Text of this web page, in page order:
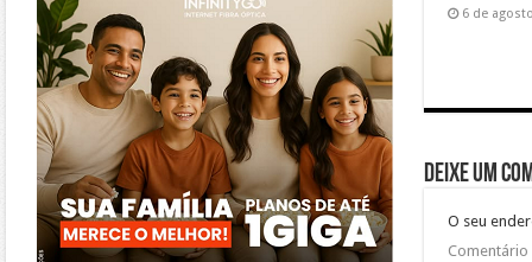
6 de
Deixe um
O seu
Comentário